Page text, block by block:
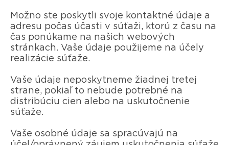
Možno ste poskytli svoje kontaktné údaje a
adresu počas účasti v súťaži, ktorú z času na
čas ponúkame na našich webových
stránkach. Vaše údaje použijeme na účely
realizácie súťaže.
Vaše údaje neposkytneme žiadnej tretej
strane, pokiaľ to nebude potrebné na
distribúciu cien alebo na uskutočnenie
súťaže.
Vaše osobné údaje sa spracúvajú na